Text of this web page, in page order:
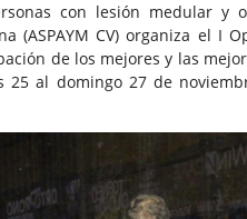
con lesión medular y
(ASPAYM CV) organiza el I
de los mejores y las
25 al domingo 27 de